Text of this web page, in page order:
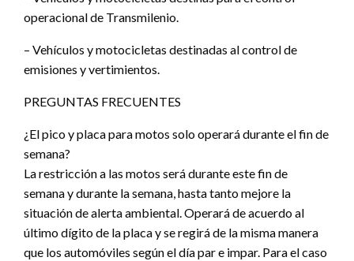
operacional de Transmilenio.
– Vehículos y motocicletas destinadas al control de
emisiones y vertimientos.
PREGUNTAS FRECUENTES
¿El pico y placa para motos solo operará durante el fin de
semana?
La restricción a las motos será durante este fin de
semana y durante la semana, hasta tanto mejore la
situación de alerta ambiental. Operará de acuerdo al
último dígito de la placa y se regirá de la misma manera
que los automóviles según el día par e impar. Para el caso